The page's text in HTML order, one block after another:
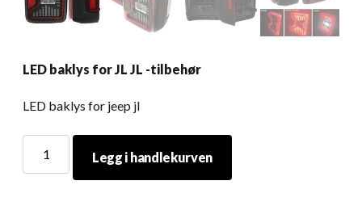
LED baklys for JL JL -tilbehør
LED baklys for jeep jl
baklys
Legg i handlekurven